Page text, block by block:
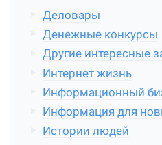
Деловары
Денежные конкурсы
Другие интересные
Интернет жизнь
Информационный
Информация для
Истории людей